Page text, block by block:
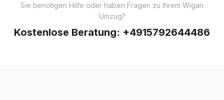
Sie benötigen Hilfe oder haben Fragen zu Ihrem Wigan
Umzug?
Kostenlose Beratung: +4915792644486